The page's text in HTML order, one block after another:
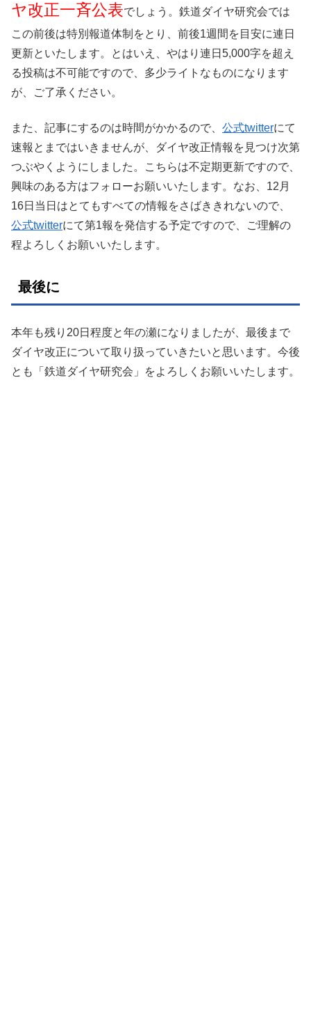
ヤ改正一斉公表でしょう。鉄道ダイヤ研究会では
この前後は特別報道体制をとり、前後1週間を目安に連日
更新といたします。とはいえ、やはり連日5,000字を超え
る投稿は不可能ですので、多少ライトなものになります
が、ご了承ください。
また、記事にするのは時間がかかるので、 公式twitterにて
速報とまではいきませんが、ダイヤ改正情報を見つけ次第
つぶやくようにしました。こちらは不定期更新ですので、
興味のある方はフォローお願いいたします。なお、12月
16日当日はとてもすべての情報をさばききれないので、
公式twitterにて第1報を発信する予定ですので、ご理解の
程よろしくお願いいたします。
最後に
本年も残り20日程度と年の瀬になりましたが、最後まで
ダイヤ改正について取り扱っていきたいと思います。今後
とも「鉄道ダイヤ研究会」をよろしくお願いいたします。